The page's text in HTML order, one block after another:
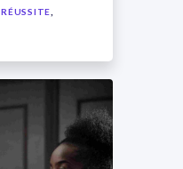
RÉUSSITE,